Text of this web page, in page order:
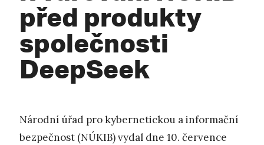
před produkty
společnosti
DeepSeek
Národní úřad pro kybernetickou a informační
bezpečnost (NÚKIB) vydal dne 10. července